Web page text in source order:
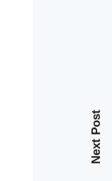
Next Post